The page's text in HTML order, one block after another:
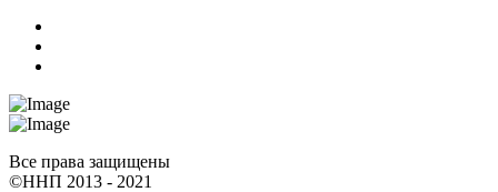
Все права защищены
©ННП 2013 - 2021